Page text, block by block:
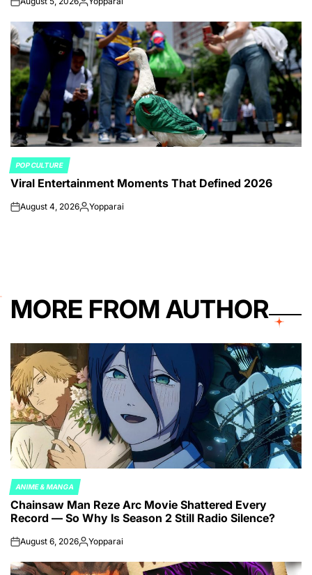
on
Posted
POSTED
IN
POP CULTURE
Viral Entertainment Moments That Defined 2026
onAugust 4, 2026Posted
Yopparai
MORE FROM AUTHOR
POSTED
IN
ANIME & MANGA
Chainsaw Man Reze Arc Movie Shattered Every
Record — So Why Is Season 2 Still Radio Silence?
onAugust 6, 2026Posted
Yopparai